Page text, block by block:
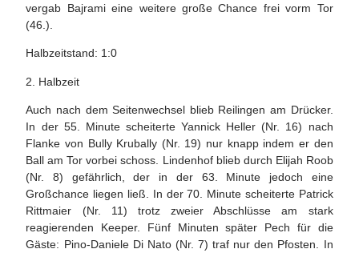
vergab Bajrami eine weitere große Chance frei vorm Tor
(46.).
Halbzeitstand: 1:0
2. Halbzeit
Auch nach dem Seitenwechsel blieb Reilingen am Drücker.
In der 55. Minute scheiterte Yannick Heller (Nr. 16) nach
Flanke von Bully Krubally (Nr. 19) nur knapp indem er den
Ball am Tor vorbei schoss. Lindenhof blieb durch Elijah Roob
(Nr. 8) gefährlich, der in der 63. Minute jedoch eine
Großchance liegen ließ. In der 70. Minute scheiterte Patrick
Rittmaier (Nr. 11) trotz zweier Abschlüsse am stark
reagierenden Keeper. Fünf Minuten später Pech für die
Gäste: Pino-Daniele Di Nato (Nr. 7) traf nur den Pfosten. In